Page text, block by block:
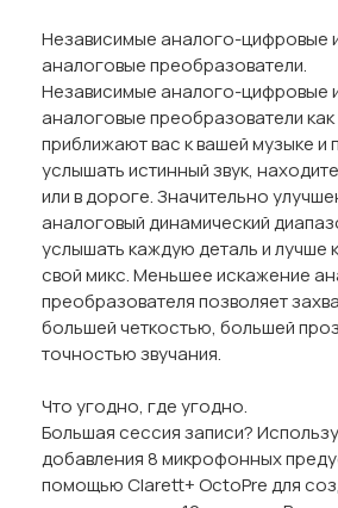
Независимые аналого-цифровые
аналоговые преобразователи.
Независимые аналого-цифровые
аналоговые преобразователи как
приближают вас к вашей музыке и
услышать истинный звук,
или в дороге. Значительно
аналоговый динамический
услышать каждую деталь и лучше
свой микс. Меньшее искажение
преобразователя позволяет
большей четкостью, большей
точностью звучания.
Что угодно, где угодно.
Большая сессия записи?
добавления 8 микрофонных
помощью Clarett+ OctoPre для